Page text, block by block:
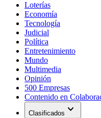
Loterías
Economía
Tecnología
Judicial
Política
Entretenimiento
Mundo
Multimedia
Opinión
500 Empresas
Contenido en
Clasificados expand_more